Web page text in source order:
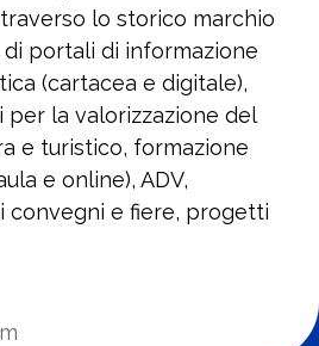
lo storico marchio
portali di informazione
(cartacea e digitale),
per la valorizzazione del
e turistico, formazione
e online), ADV,
convegni e fiere, progetti